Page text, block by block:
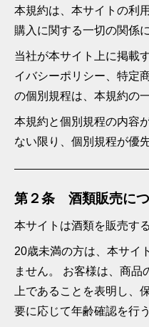
本規約は、本サイトの利
購入に関する一切の関係
当社が本サイト上に掲載
イバシーポリシー、特定
の個別規程は、本規約の
本規約と個別規程の内容
ない限り、個別規程が優
第２条 酒類販売に
本サイトは酒類を販売す
20歳未満の方は、本サイ
ません。 お客様は、商品
上であることを表明し、
要に応じて年齢確認を行